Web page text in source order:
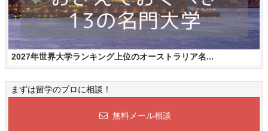
2027年世界大学ランキング上位のオーストラリア名...
まずは留学のプロに相談！
無料メール相談